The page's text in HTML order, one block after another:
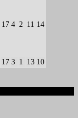
17 4 2 11 14
17 3 1 13 10